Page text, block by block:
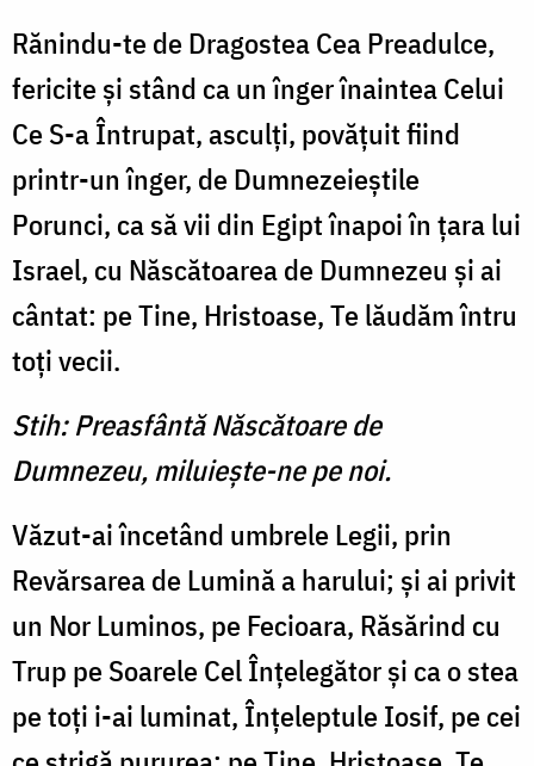
Rănindu-te de Dragostea Cea Preadulce,
fericite şi stând ca un înger înaintea Celui
Ce S-a Întrupat, asculţi, povăţuit fiind
printr-un înger, de Dumnezeieştile
Porunci, ca să vii din Egipt înapoi în ţara lui
Israel, cu Născătoarea de Dumnezeu şi ai
cântat: pe Tine, Hristoase, Te lăudăm întru
toţi vecii.
Stih: Preasfântă Născătoare de
Dumnezeu, miluieşte-ne pe noi.
Văzut-ai încetând umbrele Legii, prin
Revărsarea de Lumi­nă a harului; şi ai privit
un Nor Luminos, pe Fecioara, Răsărind cu
Trup pe Soarele Cel Înţele­gător şi ca o stea
pe toţi i-ai luminat, Înţeleptule Iosif, pe cei